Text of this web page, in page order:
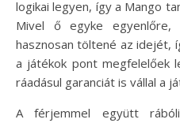
logikai legyen, így a Mango
Mivel ő egyke egyenlőre,
hasznosan töltené az idejét,
a játékok pont megfelelőek
ráadásul garanciát is vállal a
A férjemmel együtt